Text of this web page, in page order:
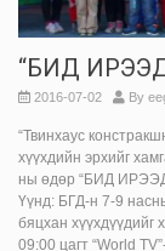
“БИД
2016-07-02 By
“Твинхаус
хүүхдийн эрхийг
ны өдөр “БИД
Үүнд: БГД-н 7-9
бяцхан хүүхдүүдийг
09:00 цагт “World